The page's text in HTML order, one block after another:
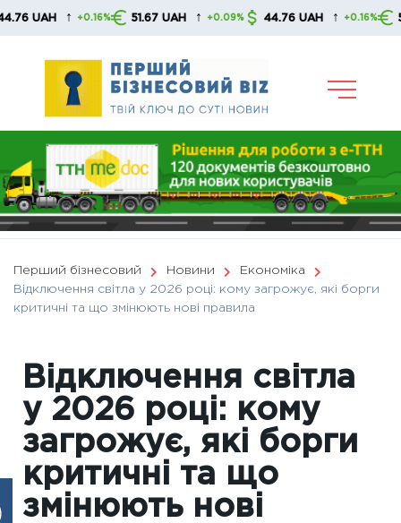
Skip
↑ +0.16% 51.67 UAH ↑ +0.09% 44.76 UAH ↑ +0.16% 51.67
Перший бізнесовий Новини
Економіка
Відключення світла у 2026 році: кому загрожує, які борги
критичні та що змінюють нові правила
Відключення світла
у 2026 році: кому
загрожує, які борги
критичні та що
змінюють нові